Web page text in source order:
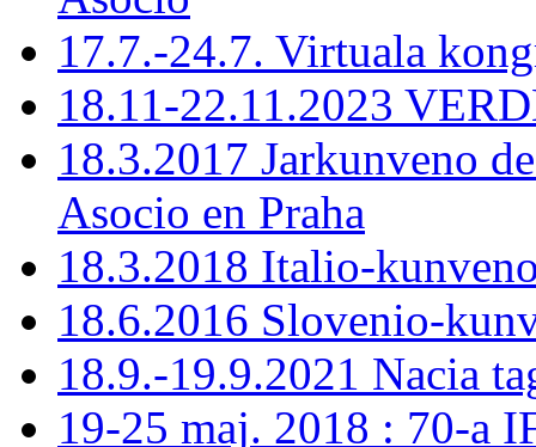
17.7.-24.7. Virtuala
18.11-22.11.2023
18.3.2017 Jarkunveno
Asocio en Praha
18.3.2018 Italio-
18.6.2016 Slovenio-
18.9.-19.9.2021 Nacia
19-25 maj. 2018 : 70-a